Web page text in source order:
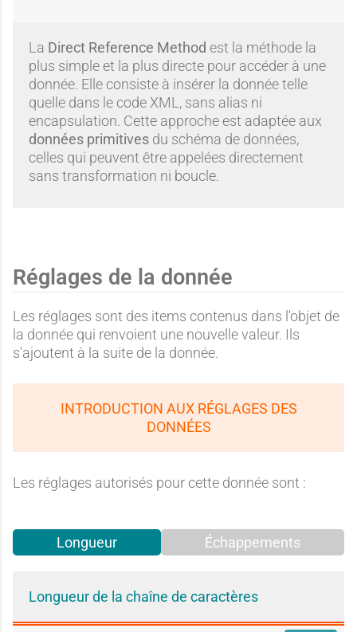
La Direct Reference Method est la méthode la
plus simple et la plus directe pour accéder à une
donnée. Elle consiste à insérer la donnée telle
quelle dans le code XML, sans alias ni
encapsulation. Cette approche est adaptée aux
données primitives du schéma de données,
celles qui peuvent être appelées directement
sans transformation ni boucle.
Réglages de la donnée
Les réglages sont des items contenus dans l'objet de
la donnée qui renvoient une nouvelle valeur. Ils
s'ajoutent à la suite de la donnée.
INTRODUCTION AUX RÉGLAGES DES
DONNÉES
Les réglages autorisés pour cette donnée sont :
Longueur Échappements
Longueur de la chaîne de caractères